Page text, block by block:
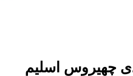
چهیروس اسلیم